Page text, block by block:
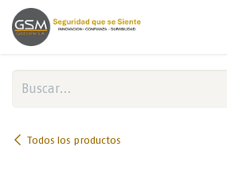
Ir al contenido
Todos los productos